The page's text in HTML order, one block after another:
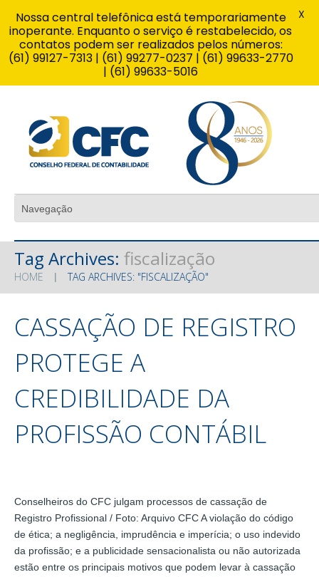
Tag Archives: fiscalização
HOME TAG ARCHIVES: "FISCALIZAÇÃO"
CASSAÇÃO DE REGISTRO
PROTEGE A
CREDIBILIDADE DA
PROFISSÃO CONTÁBIL
Conselheiros do CFC julgam processos de cassação de
Registro Profissional / Foto: Arquivo CFC A violação do código
de ética; a negligência, imprudência e imperícia; o uso indevido
da profissão; e a publicidade sensacionalista ou não autorizada
estão entre os principais motivos que podem levar à cassação
Nossa central telefônica está temporariamente
inoperante. Enquanto o serviço é restabelecido, os
contatos podem ser realizados pelos números:
(61) 99127-7313 | (61) 99277-0237 | (61) 99633-2770
| (61) 99633-5016
X